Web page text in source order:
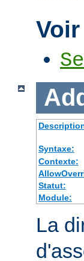
Syntaxe:
Contexte:
Statut:
Module:
La